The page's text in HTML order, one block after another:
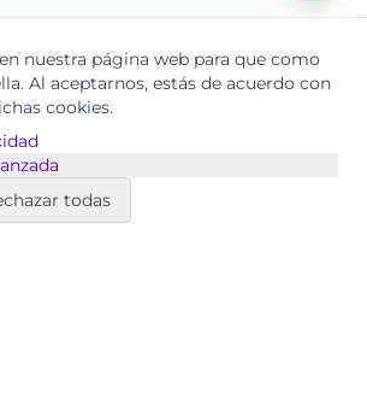
nuestra página web para que como
Al aceptarnos, estás de acuerdo con
cookies.
todas